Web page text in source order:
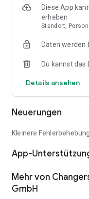
Diese App
erheben
Standort,
Daten werden
Du kannst das
Details ansehen
Neuerungen
Kleinere
App-
Mehr von
GmbH